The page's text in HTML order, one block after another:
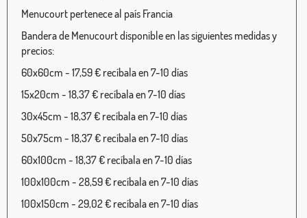
Menucourt pertenece al país Francia
Bandera de Menucourt disponible en las siguientes medidas y
precios:
60x60cm - 17,59 € recíbala en 7-10 días
15x20cm - 18,37 € recíbala en 7-10 días
30x45cm - 18,37 € recíbala en 7-10 días
50x75cm - 18,37 € recíbala en 7-10 días
60x100cm - 18,37 € recíbala en 7-10 días
100x100cm - 28,59 € recíbala en 7-10 días
100x150cm - 29,02 € recíbala en 7-10 días